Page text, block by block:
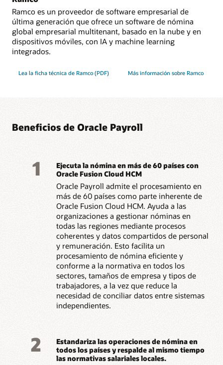
Ramco es un proveedor de software empresarial de
última generación que ofrece un software de nómina
global empresarial multitenant, basado en la nube y en
dispositivos móviles, con IA y machine learning
integrados.
Lea la ficha técnica de Ramco (PDF) Más información sobre Ramco
Beneficios de Oracle Payroll
1
Ejecuta la nómina en más de 60 países con
Oracle Fusion Cloud HCM
Oracle Payroll admite el procesamiento en
más de 60 países como parte inherente de
Oracle Fusion Cloud HCM. Ayuda a las
organizaciones a gestionar nóminas en
todas las regiones mediante procesos
coherentes y datos compartidos de personal
y remuneración. Esto facilita un
procesamiento de nómina eficiente y
conforme a la normativa en todos los
sectores, tamaños de empresa y tipos de
trabajadores, a la vez que reduce la
necesidad de conciliar datos entre sistemas
independientes.
2
Estandariza las operaciones de nómina en
todos los países y respalde al mismo tiempo
las normativas salariales locales.